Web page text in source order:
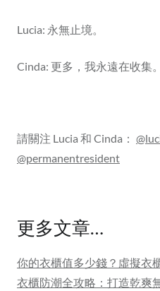
Lucia: 永無止境。
Cinda: 更多，我永遠在收集。
請關注 Lucia 和 Cinda：
@permanentresident
更多文章…
你的衣櫃值多少錢？虛擬衣
衣櫃防潮全攻略：打造乾爽